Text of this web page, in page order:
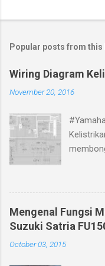
Popular posts from this
Wiring Diagram
November 20, 2016
Mengenal Fungsi
Suzuki Satria
October 03, 2015